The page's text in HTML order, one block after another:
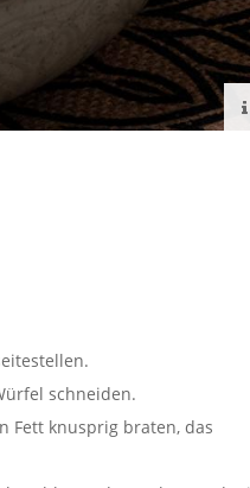
schneiden.
Fett knusprig braten, das